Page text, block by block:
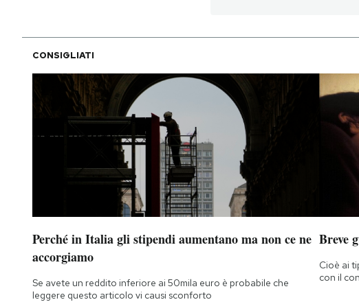
CONSIGLIATI
Perché in Italia gli stipendi aumentano ma non ce ne
accorgiamo
Se avete un reddito inferiore ai 50mila euro è probabile che
leggere questo articolo vi causi sconforto
Breve
Cioè ai
con il